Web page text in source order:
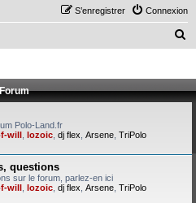
Connexion
S’enregistrer
h
Polo-Land.fr
will lozoic dj flex Arsene TriPolo
questions
sur le forum, parlez-en ici
will lozoic dj flex Arsene TriPolo